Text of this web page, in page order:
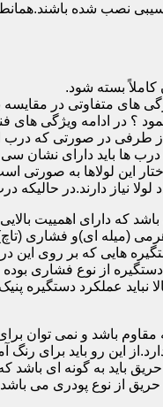
آسیبی نصب شده
های متفاوتی در
؟ در ادامه ویژگی
طرفی در صورتی که
این لولاها به صورتی
که دارای اهمییت
(میله ای)و فشاری
هایی که بر روی
از نوع فشاری
عملکرد دستگیره پنیک
باشد و نمی توان
این رو باید برای
باید به گونه ای باشد
از نوع پودری می